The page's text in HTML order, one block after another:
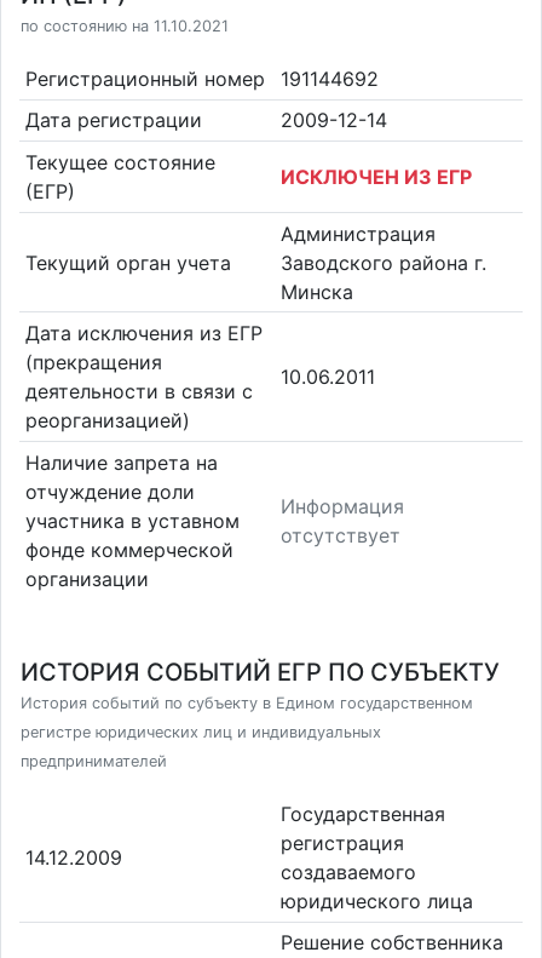
по состоянию на 11.10.2021
Регистрационный номер
191144692
Дата регистрации
2009-12-14
Текущее состояние
(ЕГР)
ИСКЛЮЧЕН ИЗ ЕГР
Текущий орган учета
Администрация
Заводского района г.
Минска
Дата исключения из ЕГР
(прекращения
деятельности в связи с
реорганизацией)
10.06.2011
Наличие запрета на
отчуждение доли
участника в уставном
фонде коммерческой
организации
Информация
отсутствует
ИСТОРИЯ СОБЫТИЙ ЕГР ПО СУБЪЕКТУ
История событий по субъекту в Едином государственном
регистре юридических лиц и индивидуальных
предпринимателей
14.12.2009
Государственная
регистрация
создаваемого
юридического лица
Решение собственника